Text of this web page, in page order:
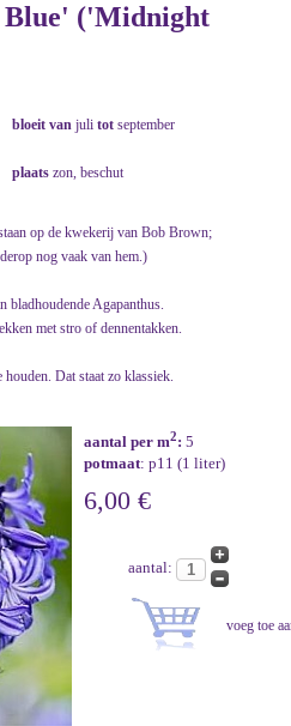
Blue' ('Midnight
bloeit van juli tot september
plaats zon, beschut
op de kwekerij van Bob Brown;
nog vaak van hem.)
bladhoudende Agapanthus.
met stro of dennentakken.
Dat staat zo klassiek.
aantal per m2: 5
potmaat: p11 (1 liter)
6,00 €
aantal: